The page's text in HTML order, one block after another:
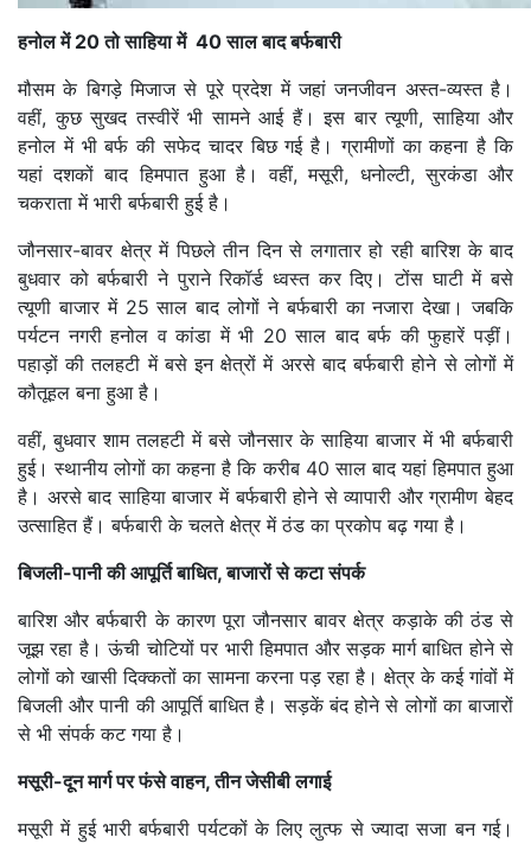
हनोल में 20 तो साहिया में 40 साल बाद बर्फबारी
मौसम के बिगड़े मिजाज से पूरे प्रदेश में जहां जनजीवन अस्त-व्यस्त है।
वहीं, कुछ सुखद तस्वीरें भी सामने आई हैं। इस बार त्यूणी, साहिया और
हनोल में भी बर्फ की सफेद चादर बिछ गई है। ग्रामीणों का कहना है कि
यहां दशकों बाद हिमपात हुआ है। वहीं, मसूरी, धनोल्टी, सुरकंडा और
चकराता में भारी बर्फबारी हुई है।
जौनसार-बावर क्षेत्र में पिछले तीन दिन से लगातार हो रही बारिश के बाद
बुधवार को बर्फबारी ने पुराने रिकॉर्ड ध्वस्त कर दिए। टोंस घाटी में बसे
त्यूणी बाजार में 25 साल बाद लोगों ने बर्फबारी का नजारा देखा। जबकि
पर्यटन नगरी हनोल व कांडा में भी 20 साल बाद बर्फ की फुहारें पड़ीं।
पहाड़ों की तलहटी में बसे इन क्षेत्रों में अरसे बाद बर्फबारी होने से लोगों में
कौतूहल बना हुआ है।
वहीं, बुधवार शाम तलहटी में बसे जौनसार के साहिया बाजार में भी बर्फबारी
हुई। स्थानीय लोगों का कहना है कि करीब 40 साल बाद यहां हिमपात हुआ
है। अरसे बाद साहिया बाजार में बर्फबारी होने से व्यापारी और ग्रामीण बेहद
उत्साहित हैं। बर्फबारी के चलते क्षेत्र में ठंड का प्रकोप बढ़ गया है।
बिजली-पानी की आपूर्ति बाधित, बाजारों से कटा संपर्क
बारिश और बर्फबारी के कारण पूरा जौनसार बावर क्षेत्र कड़ाके की ठंड से
जूझ रहा है। ऊंची चोटियों पर भारी हिमपात और सड़क मार्ग बाधित होने से
लोगों को खासी दिक्कतों का सामना करना पड़ रहा है। क्षेत्र के कई गांवों में
बिजली और पानी की आपूर्ति बाधित है। सड़कें बंद होने से लोगों का बाजारों
से भी संपर्क कट गया है।
मसूरी-दून मार्ग पर फंसे वाहन, तीन जेसीबी लगाई
मसूरी में हुई भारी बर्फबारी पर्यटकों के लिए लुत्फ से ज्यादा सजा बन गई।